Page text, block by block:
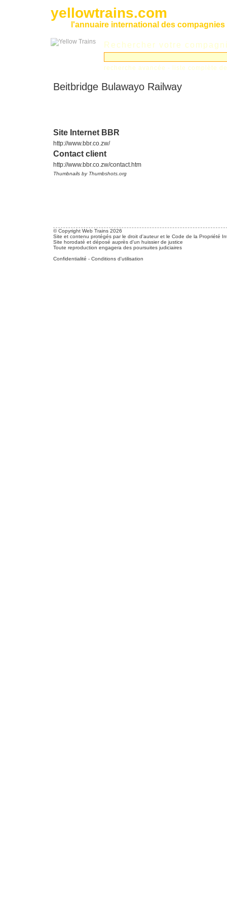
yellowtrains.com
l'annuaire international des
Rechercher votre
recherche avancée - liste complète
Beitbridge Bulawayo Railway
Site Internet BBR
http://www.bbr.co.zw/
Contact client
http://www.bbr.co.zw/contact.htm
Thumbnails by Thumbshots.org
© Copyright Web Trains 2026
Site et contenu protégés par le droit d'auteur et le Code de la Propriété
Site horodaté et déposé auprès d'un huissier de justice
Toute reproduction engagera des poursuites judiciaires
Confidentialité - Conditions d'utilisation